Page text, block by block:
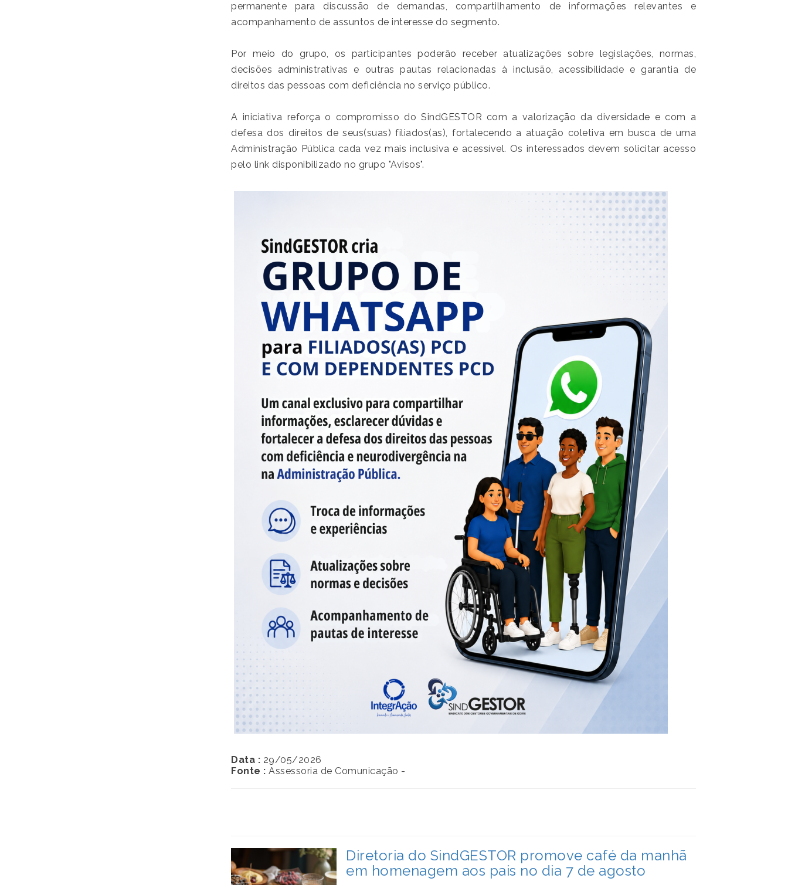
permanente para discussão de demandas, compartilhamento de informações relevantes e
acompanhamento de assuntos de interesse do segmento.
Por meio do grupo, os participantes poderão receber atualizações sobre legislações, normas,
decisões administrativas e outras pautas relacionadas à inclusão, acessibilidade e garantia de
direitos das pessoas com deficiência no serviço público.
A iniciativa reforça o compromisso do SindGESTOR com a valorização da diversidade e com a
defesa dos direitos de seus(suas) filiados(as), fortalecendo a atuação coletiva em busca de uma
Administração Pública cada vez mais inclusiva e acessível. Os interessados devem solicitar acesso
pelo link disponibilizado no grupo "Avisos".
Data : 29/05/2026
Fonte : Assessoria de Comunicação -
Diretoria do SindGESTOR promove café da manhã
em homenagem aos pais no dia 7 de agosto